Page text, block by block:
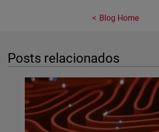
Blog Home
Posts relacionados